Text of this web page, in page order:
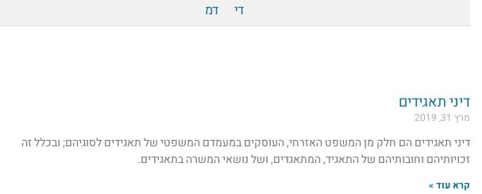
די
דמ
דיני תאגידים
מרץ 31, 2019
דיני תאגידים הם חלק מן המשפט האזרחי, העוסקים במעמדם המשפטי של תאגידים לסוגיהם; ובכלל זה
זכויותיהם וחובותיהם של התאגיד, המתאגדים, ושל נושאי המשרה בתאגידים.
קרא עוד »